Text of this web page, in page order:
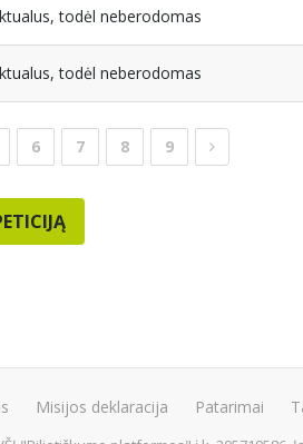
todėl neberodomas
todėl neberodomas
6 7 8 9
Misijos deklaracija Patarimai